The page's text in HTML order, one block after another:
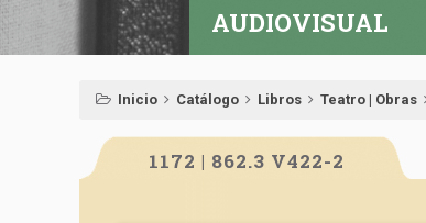
AUDIOVISUAL
Inicio Catálogo Libros Teatro | Obras
1172 | 862.3 V422-2